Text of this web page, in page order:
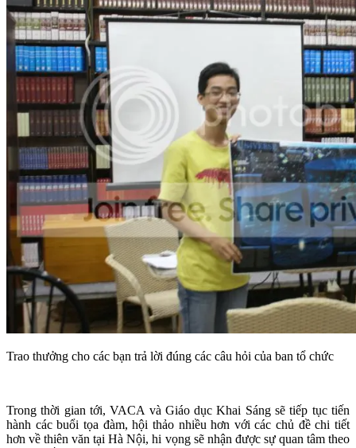
Trao thưởng cho các bạn trả lời đúng các câu hỏi của ban tổ chức
Trong thời gian tới, VACA và Giáo dục Khai Sáng sẽ tiếp tục tiến
hành các buổi tọa đàm, hội thảo nhiều hơn với các chủ đề chi tiết
hơn về thiên văn tại Hà Nội, hi vọng sẽ nhận được sự quan tâm theo